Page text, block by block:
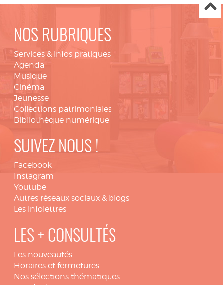
NOS RUBRIQUES
Services & infos pratiques
Agenda
Musique
Cinéma
Jeunesse
Collections patrimoniales
Bibliothèque numérique
SUIVEZ NOUS !
Facebook
Instagram
Youtube
Autres réseaux sociaux & blogs
Les infolettres
LES + CONSULTÉS
Les nouveautés
Horaires et fermetures
Nos sélections thématiques